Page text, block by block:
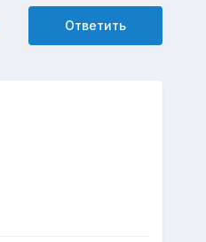
Ответить